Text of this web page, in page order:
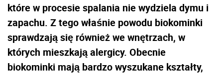
które w procesie spalania nie wydziela dymu i
zapachu. Z tego właśnie powodu biokominki
sprawdzają się również we wnętrzach, w
których mieszkają alergicy. Obecnie
biokominki mają bardzo wyszukane kształty,